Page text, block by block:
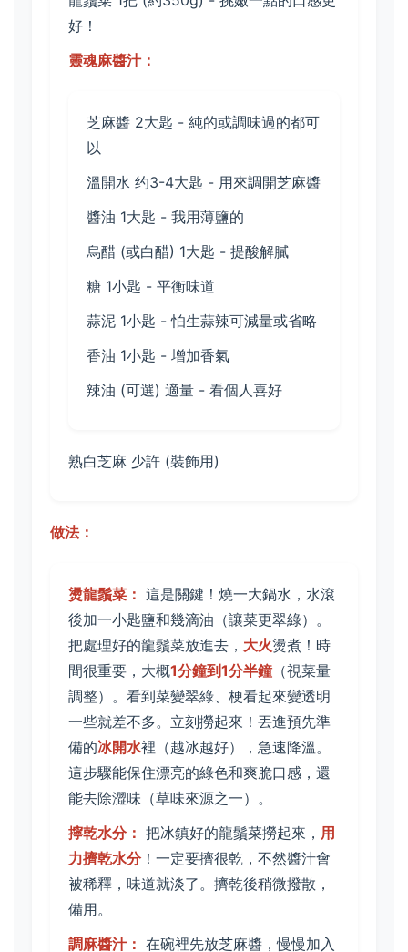
好！
靈魂麻醬汁：
芝麻醬 2大匙 - 純的或調味過的都可
以
溫開水 约3-4大匙 - 用來調開芝麻醬
醬油 1大匙 - 我用薄鹽的
烏醋 (或白醋) 1大匙 - 提酸解膩
糖 1小匙 - 平衡味道
蒜泥 1小匙 - 怕生蒜辣可減量或省略
香油 1小匙 - 增加香氣
辣油 (可選) 適量 - 看個人喜好
熟白芝麻 少許 (裝飾用)
做法：
燙龍鬚菜： 這是關鍵！燒一大鍋水，水滾
後加一小匙鹽和幾滴油（讓菜更翠綠）。
把處理好的龍鬚菜放進去， 大火燙煮！時
間很重要，大概1分鐘到1分半鐘（視菜量
調整）。看到菜變翠綠、梗看起來變透明
一些就差不多。立刻撈起來！丟進預先準
備的冰開水裡（越冰越好），急速降溫。
這步驟能保住漂亮的綠色和爽脆口感，還
能去除澀味（草味來源之一）。
擰乾水分： 把冰鎮好的龍鬚菜撈起來， 用
力擠乾水分！一定要擠很乾，不然醬汁會
被稀釋，味道就淡了。擠乾後稍微撥散，
備用。
調麻醬汁： 在碗裡先放芝麻醬，慢慢加入